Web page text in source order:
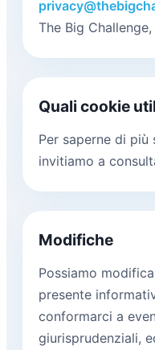
The Big
Quali cookie
Per saperne di
invitiamo a
Modifiche
Possiamo
presente
conformarci a
giurisprudenziali,